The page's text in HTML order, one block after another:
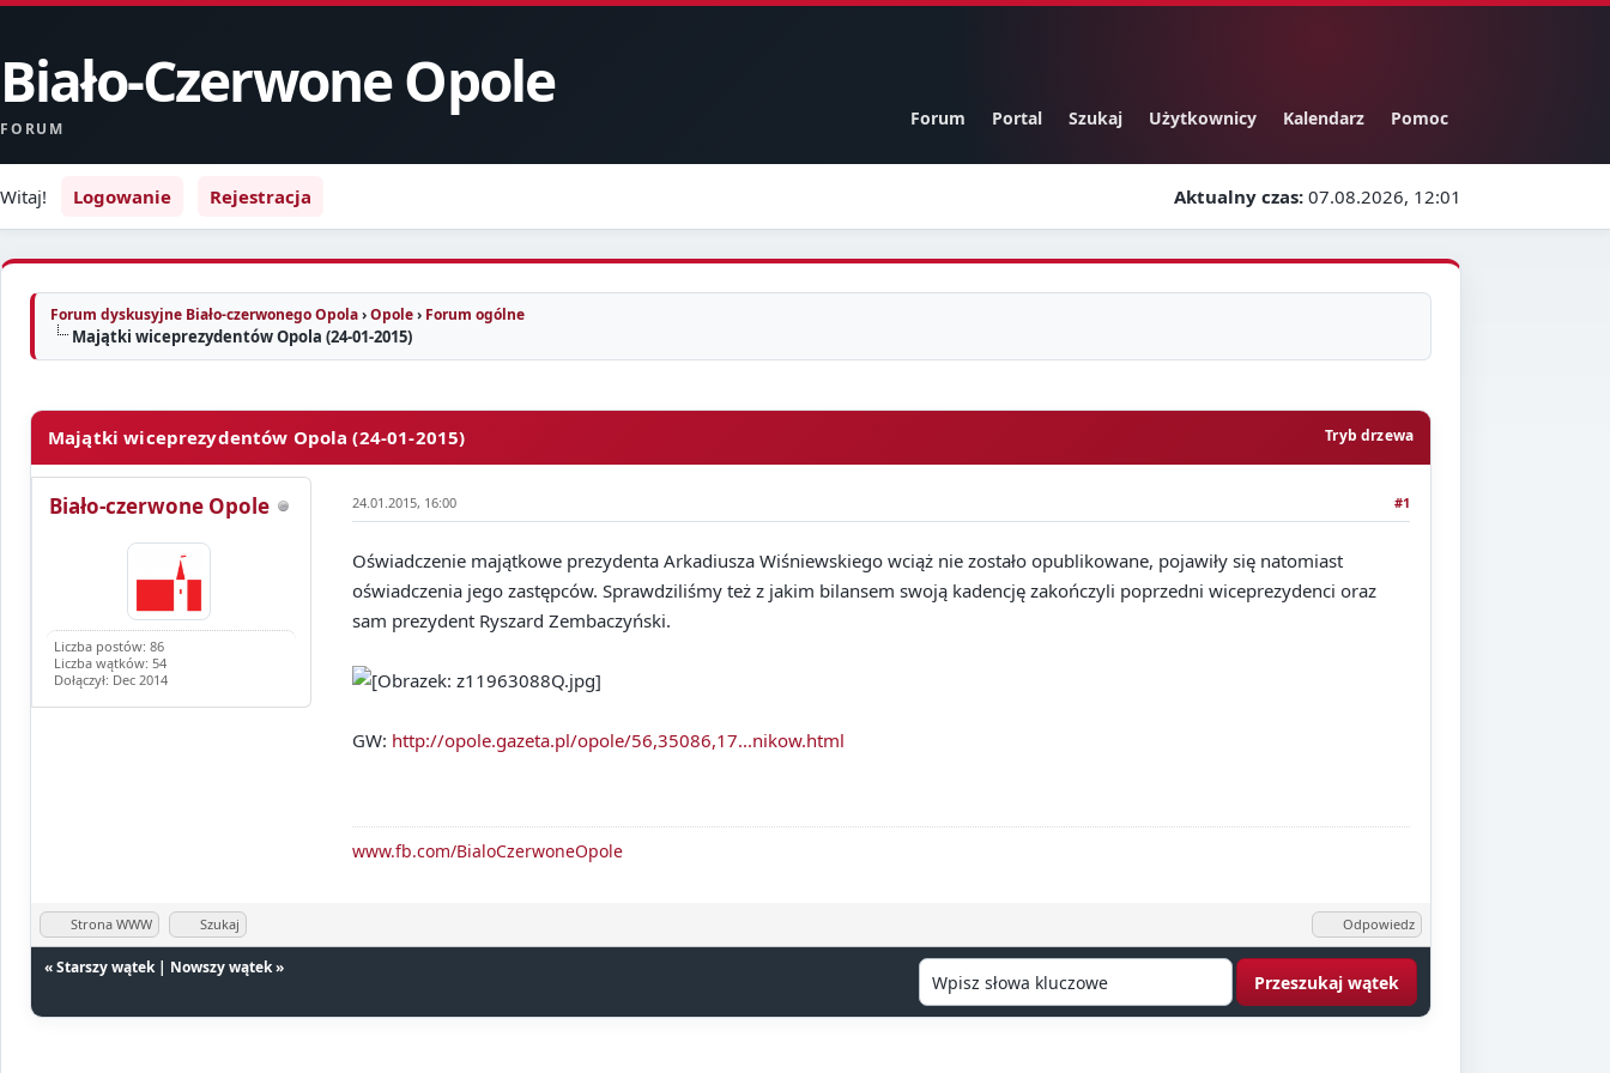
Biało-Czerwone Opole
FORUM Forum Portal Szukaj Użytkownicy Kalendarz Pomoc
Witaj! Logowanie Rejestracja Aktualny czas: 07.08.2026, 12:01
Forum dyskusyjne Biało-czerwonego Opola›Opole› Forum ogólne
Majątki wiceprezydentów Opola (24-01-2015)
Tryb drzewa
Majątki wiceprezydentów Opola (24-01-2015)
Biało-czerwone Opole
Liczba postów: 86
Liczba wątków: 54
Dołączył: Dec 2014
#1
24.01.2015, 16:00
Oświadczenie majątkowe prezydenta Arkadiusza Wiśniewskiego wciąż nie zostało opublikowane, pojawiły się natomiast
oświadczenia jego zastępców. Sprawdziliśmy też z jakim bilansem swoją kadencję zakończyli poprzedni wiceprezydenci oraz
sam prezydent Ryszard Zembaczyński.
GW: http://opole.gazeta.pl/opole/56,35086,17...nikow.html
www.fb.com/BialoCzerwoneOpole
Strona WWW Szukaj Odpowiedz
«Starszy wątek| Nowszy wątek»